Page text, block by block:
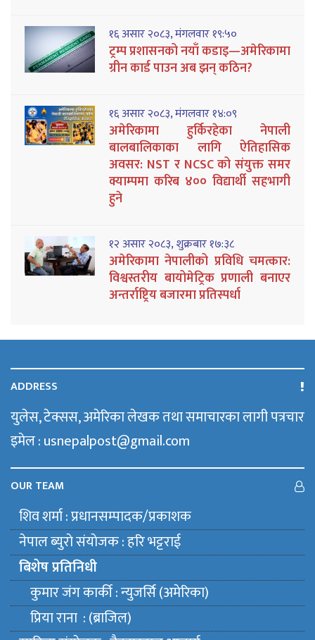
१६ असार २०८३, मंगलवार १९:५०
ट्रम्प प्रशासनको नयाँ कडाइ—अमेरिकामा
ग्रीन कार्ड पाउन अब झन् कठिन?
१६ असार २०८३, मंगलवार १४:०९
अमेरिकामा हुर्किरहेका नेपाली
बालबालिकाका लागि ऐतिहासिक
अवसर: NST र NCSC को संयुक्त समर
क्याम्पमा करिब ४०० विद्यार्थी सहभागी
हुने
१२ असार २०८३, शुक्रबार १७:३८
अमेरिकामा नेपालीको प्रविधि चमत्कार:
विश्वस्तरीय बायोमेट्रिक प्रणाली बनाएर
अन्तर्राष्ट्रिय बजारमा प्रतिस्पर्धा
ADDRESS
युलेस, टेक्सस, अमेरिका लेखक तथा समाचारका लागी पत्रचार
इमेल : usnepalpost@gmail.com
OUR TEAM
शिव शर्मा : प्रधानसम्पादक/प्रकाशक
नेपाल ब्युराे संयाेजक : हरि भट्टराई
बिशेष प्रतिनिधी
कुमार जंग कार्की : न्युजर्सि (अमेरिका)
प्रिया राना : (ब्राजिल)